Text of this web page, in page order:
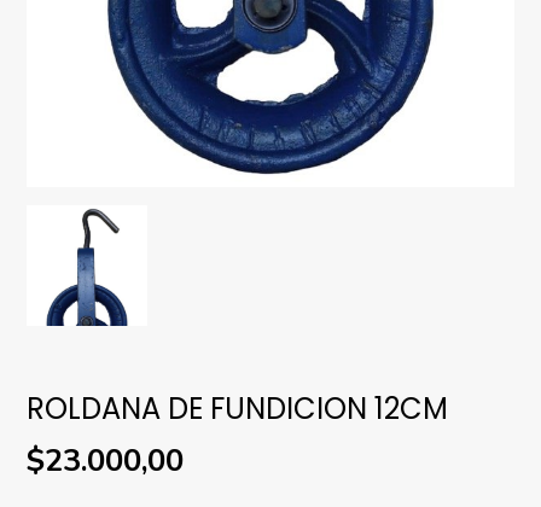
ROLDANA DE FUNDICION 12CM
$23.000,00